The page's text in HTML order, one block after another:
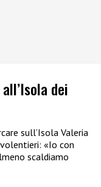
dei
sull’Isola Valeria
«Io con
scaldiamo